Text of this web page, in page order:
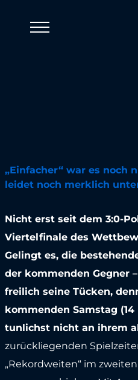
Viktoria Meldungen
07. September 2018
„Einfacher“ war es noch
leidet noch merklich
Nicht erst seit dem 3:0-
Viertelfinale des
Gelingt es, die
der kommenden Gegner
freilich seine Tücken,
kommenden Samstag
tunlichst nicht an ihrem
zurückliegenden
„Rekordweiten“ im